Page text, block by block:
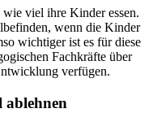
viel ihre Kinder essen.
wenn die Kinder
wichtiger ist es für diese
Fachkräfte über
verfügen.